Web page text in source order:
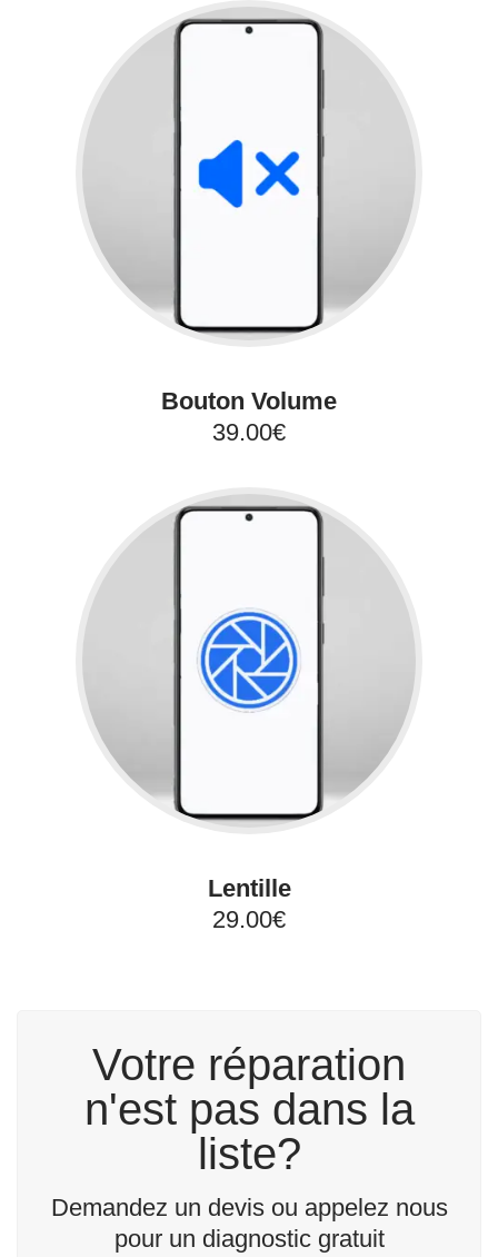
Bouton Volume
39.00€
Lentille
29.00€
Votre réparation
n'est pas dans la
liste?
Demandez un devis ou appelez nous
pour un diagnostic gratuit